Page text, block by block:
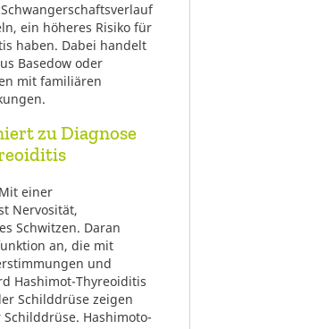
ein höheres Risiko für
haben. Dabei handelt
Basedow oder
mit familiären
zu Diagnose
einer
Nervosität,
Schwitzen. Daran
an, die mit
und
Hashimot-Thyreoiditis
Schilddrüse zeigen
Hashimoto-